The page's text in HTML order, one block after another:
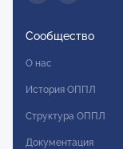
Сообщество
О нас
История ОППЛ
Структура ОППЛ
Документация